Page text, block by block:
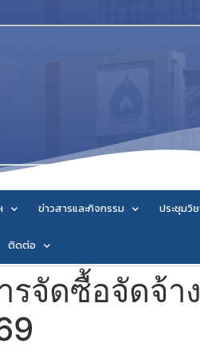
ข่าวสารและกิจกรรม ประชุมวิ
ติดต่อ
รจัดซื้อจัดจ้า